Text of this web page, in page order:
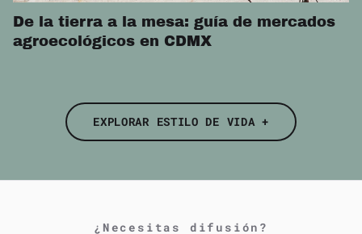
De la tierra a la mesa: guía de mercados
agroecológicos en CDMX
EXPLORAR ESTILO DE VIDA +
¿Necesitas difusión?